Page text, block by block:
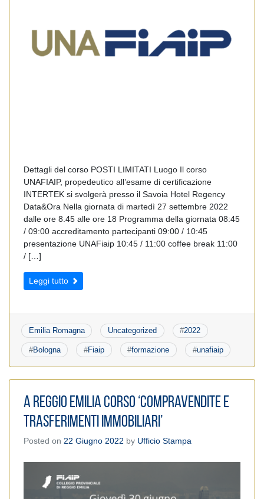
Dettagli del corso POSTI LIMITATI Luogo Il corso
UNAFIAIP, propedeutico all’esame di certificazione
INTERTEK si svolgerà presso il Savoia Hotel Regency
Data&Ora Nella giornata di martedì 27 settembre 2022
dalle ore 8.45 alle ore 18 Programma della giornata 08:45
/ 09:00 accreditamento partecipanti 09:00 / 10:45
presentazione UNAFiaip 10:45 / 11:00 coffee break 11:00
/ […]
Leggi tutto
Emilia Romagna Uncategorized #2022
#Bologna #Fiaip #formazione #unafiaip
A Reggio Emilia Corso ‘Compravendite e
trasferimenti immobiliari’
Posted on 22 Giugno 2022 by Ufficio Stampa